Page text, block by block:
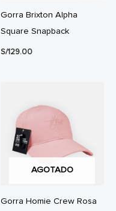
Gorra Brixton Alpha
Square Snapback
S/129.00
AGOTADO
Gorra Homie Crew Rosa